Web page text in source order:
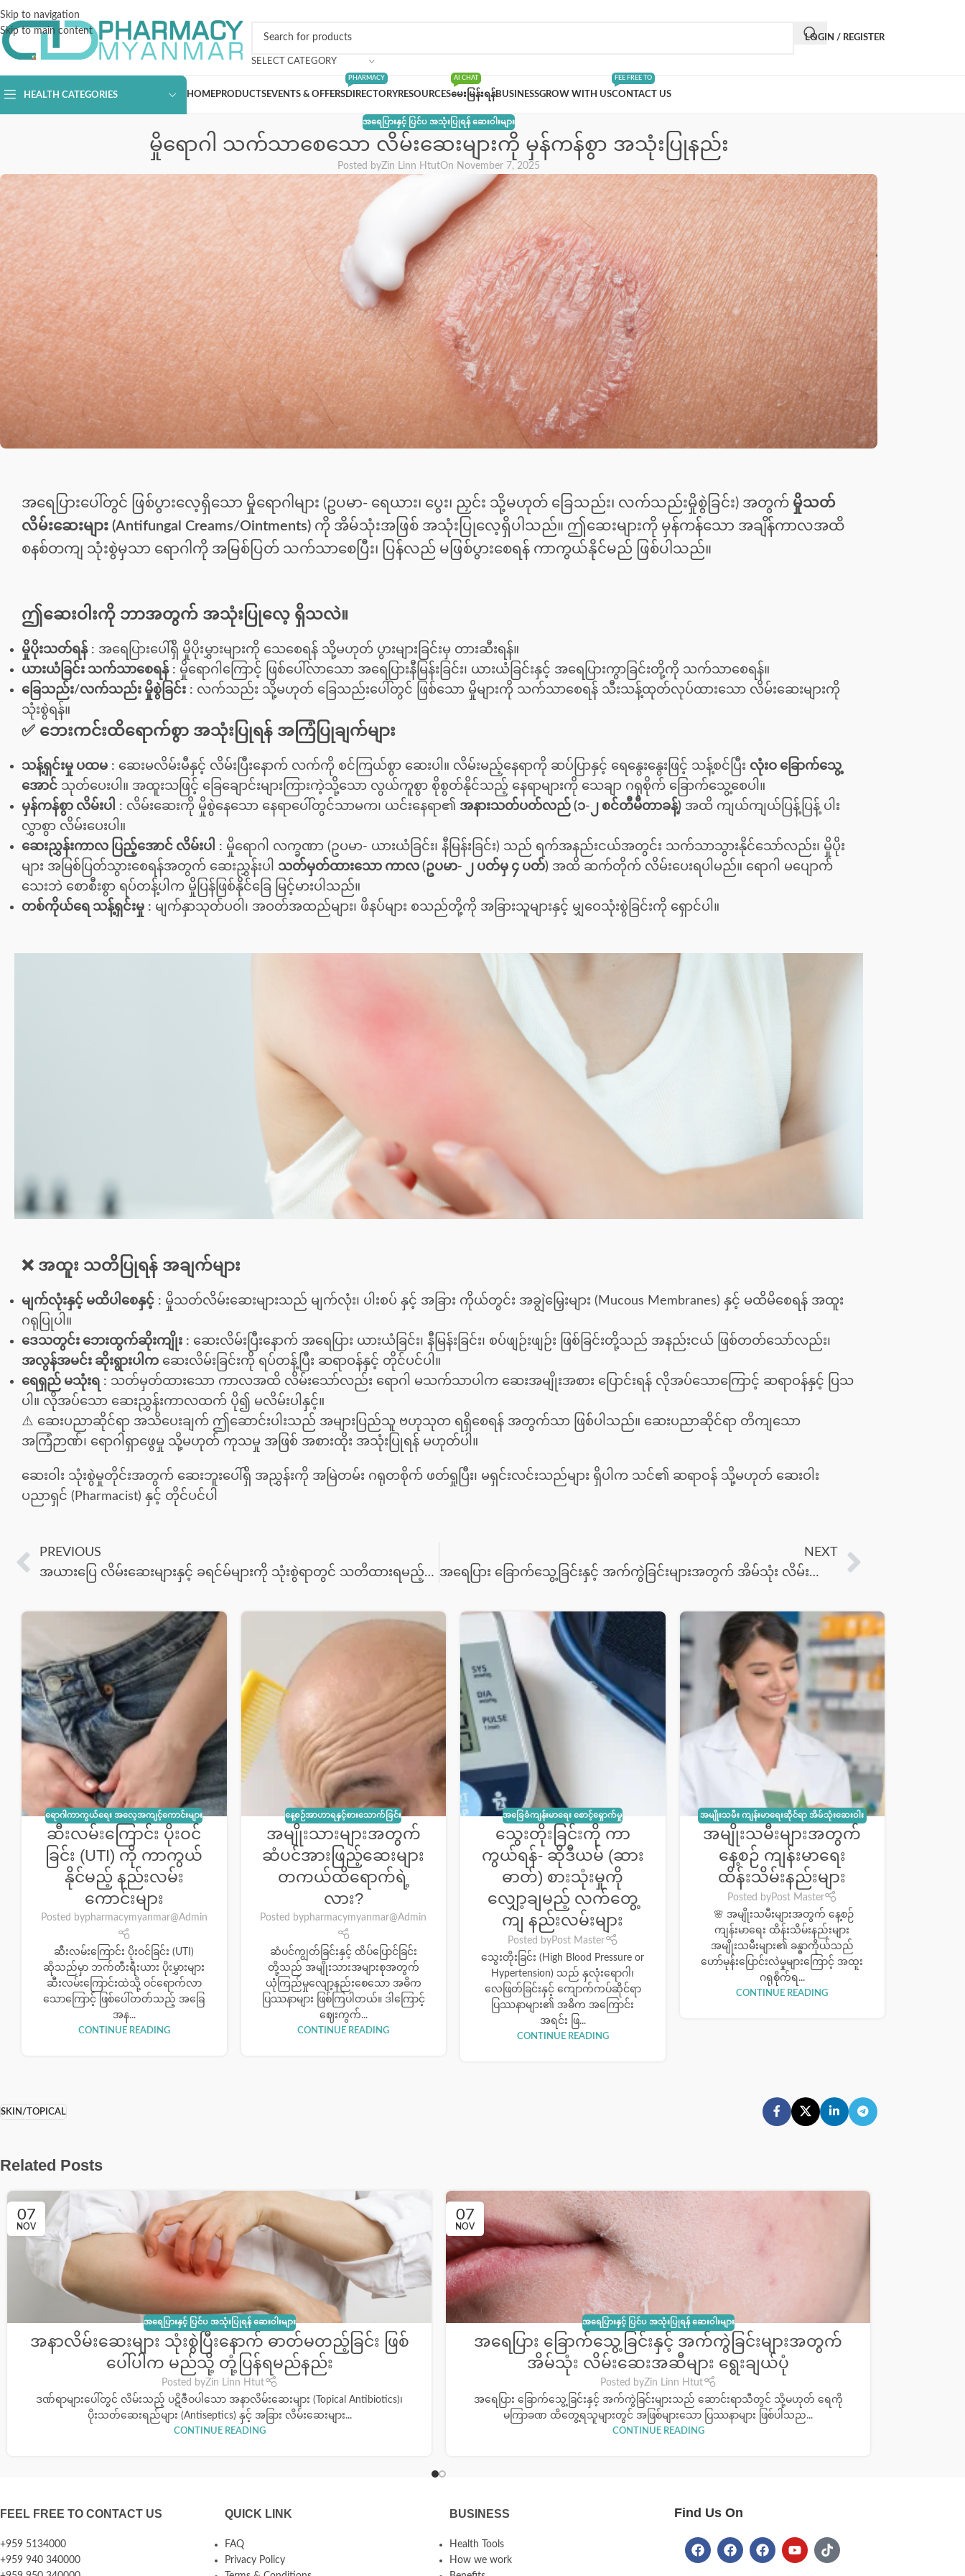
Skip to navigation
Skip to main content
SELECT CATEGORY
LOGIN / REGISTER
HEALTH CATEGORIES HOMEPRODUCTSEVENTS & OFFERSDIRECTORY
PHARMACY
RESOURCESမေးမြန်းရန်
AI CHAT
BUSINESSGROW WITH USCONTACT US
FEE FREE TO
အရေပြားနှင့် ပြင်ပ အသုံးပြုရန် ဆေးဝါးများ
မှိုရောဂါ သက်သာစေသော လိမ်းဆေးများကို မှန်ကန်စွာ အသုံးပြုနည်း
Posted byZin Linn HtutOn November 7, 2025
အရေပြားပေါ်တွင် ဖြစ်ပွားလေ့ရှိသော မှိုရောဂါများ (ဥပမာ- ရေယား၊ ပွေး၊ ညှင်း သို့မဟုတ် ခြေသည်း၊ လက်သည်းမှိုစွဲခြင်း) အတွက် မှိုသတ်
လိမ်းဆေးများ (Antifungal Creams/Ointments) ကို အိမ်သုံးအဖြစ် အသုံးပြုလေ့ရှိပါသည်။ ဤဆေးများကို မှန်ကန်သော အချိန်ကာလအထိ
စနစ်တကျ သုံးစွဲမှသာ ရောဂါကို အမြစ်ပြတ် သက်သာစေပြီး၊ ပြန်လည် မဖြစ်ပွားစေရန် ကာကွယ်နိုင်မည် ဖြစ်ပါသည်။
ဤဆေးဝါးကို ဘာအတွက် အသုံးပြုလေ့ ရှိသလဲ။
မှိုပိုးသတ်ရန် : အရေပြားပေါ်ရှိ မှိုပိုးမွှားများကို သေစေရန် သို့မဟုတ် ပွားများခြင်းမှ တားဆီးရန်။
ယားယံခြင်း သက်သာစေရန် : မှိုရောဂါကြောင့် ဖြစ်ပေါ်လာသော အရေပြားနီမြန်းခြင်း၊ ယားယံခြင်းနှင့် အရေပြားကွာခြင်းတို့ကို သက်သာစေရန်။
ခြေသည်း/လက်သည်း မှိုစွဲခြင်း : လက်သည်း သို့မဟုတ် ခြေသည်းပေါ်တွင် ဖြစ်သော မှိုများကို သက်သာစေရန် သီးသန့်ထုတ်လုပ်ထားသော လိမ်းဆေးများကို
သုံးစွဲရန်။
✅ ဘေးကင်းထိရောက်စွာ အသုံးပြုရန် အကြံပြုချက်များ
သန့်ရှင်းမှု ပထမ : ဆေးမလိမ်းမီနှင့် လိမ်းပြီးနောက် လက်ကို စင်ကြယ်စွာ ဆေးပါ။ လိမ်းမည့်နေရာကို ဆပ်ပြာနှင့် ရေနွေးနွေးဖြင့် သန့်စင်ပြီး လုံးဝ ခြောက်သွေ့
အောင် သုတ်ပေးပါ။ အထူးသဖြင့် ခြေချောင်းများကြားကဲ့သို့သော လွယ်ကူစွာ စိုစွတ်နိုင်သည့် နေရာများကို သေချာ ဂရုစိုက် ခြောက်သွေ့စေပါ။
မှန်ကန်စွာ လိမ်းပါ
: လိမ်းဆေးကို မှိုစွဲနေသော နေရာပေါ်တွင်သာမက၊ ယင်းနေရာ၏ အနားသတ်ပတ်လည် (၁-၂ စင်တီမီတာခန့်) အထိ ကျယ်ကျယ်ပြန့်ပြန့် ပါး
လွှာစွာ လိမ်းပေးပါ။
ဆေးညွှန်းကာလ ပြည့်အောင် လိမ်းပါ
: မှိုရောဂါ လက္ခဏာ (ဥပမာ- ယားယံခြင်း၊ နီမြန်းခြင်း) သည် ရက်အနည်းငယ်အတွင်း သက်သာသွားနိုင်သော်လည်း၊ မှိုပိုး
များ အမြစ်ပြတ်သွားစေရန်အတွက် ဆေးညွှန်းပါ သတ်မှတ်ထားသော ကာလ (ဥပမာ- ၂ ပတ်မှ ၄ ပတ်) အထိ ဆက်တိုက် လိမ်းပေးရပါမည်။ ရောဂါ မပျောက်
သေးဘဲ စောစီးစွာ ရပ်တန့်ပါက မှိုပြန်ဖြစ်နိုင်ခြေ မြင့်မားပါသည်။
တစ်ကိုယ်ရေ သန့်ရှင်းမှု : မျက်နှာသုတ်ပဝါ၊ အဝတ်အထည်များ၊ ဖိနပ်များ စသည်တို့ကို အခြားသူများနှင့် မျှဝေသုံးစွဲခြင်းကို ရှောင်ပါ။
❌ အထူး သတိပြုရန် အချက်များ
မျက်လုံးနှင့် မထိပါစေနှင့် : မှိုသတ်လိမ်းဆေးများသည် မျက်လုံး၊ ပါးစပ် နှင့် အခြား ကိုယ်တွင်း အချွဲမြှေးများ (Mucous Membranes) နှင့် မထိမိစေရန် အထူး
ဂရုပြုပါ။
ဒေသတွင်း ဘေးထွက်ဆိုးကျိုး : ဆေးလိမ်းပြီးနောက် အရေပြား ယားယံခြင်း၊ နီမြန်းခြင်း၊ စပ်ဖျဉ်းဖျဉ်း ဖြစ်ခြင်းတို့သည် အနည်းငယ် ဖြစ်တတ်သော်လည်း၊
အလွန်အမင်း ဆိုးရွားပါက ဆေးလိမ်းခြင်းကို ရပ်တန့်ပြီး ဆရာဝန်နှင့် တိုင်ပင်ပါ။
ရေရှည် မသုံးရ : သတ်မှတ်ထားသော ကာလအထိ လိမ်းသော်လည်း ရောဂါ မသက်သာပါက ဆေးအမျိုးအစား ပြောင်းရန် လိုအပ်သောကြောင့် ဆရာဝန်နှင့် ပြသ
ပါ။ လိုအပ်သော ဆေးညွှန်းကာလထက် ပို၍ မလိမ်းပါနှင့်။
⚠️ ဆေးပညာဆိုင်ရာ အသိပေးချက် ဤဆောင်းပါးသည် အများပြည်သူ ဗဟုသုတ ရရှိစေရန် အတွက်သာ ဖြစ်ပါသည်။ ဆေးပညာဆိုင်ရာ တိကျသော
အကြံဉာဏ်၊ ရောဂါရှာဖွေမှု သို့မဟုတ် ကုသမှု အဖြစ် အစားထိုး အသုံးပြုရန် မဟုတ်ပါ။
ဆေးဝါး သုံးစွဲမှုတိုင်းအတွက် ဆေးဘူးပေါ်ရှိ အညွှန်းကို အမြဲတမ်း ဂရုတစိုက် ဖတ်ရှုပြီး၊ မရှင်းလင်းသည်များ ရှိပါက သင်၏ ဆရာဝန် သို့မဟုတ် ဆေးဝါး
ပညာရှင် (Pharmacist) နှင့် တိုင်ပင်ပါ
PREVIOUS
အယားပြေ လိမ်းဆေးများနှင့် ခရင်မ်များကို သုံးစွဲရာတွင် သတိထားရမည့်အချက်များ
NEXT
အရေပြား ခြောက်သွေ့ခြင်းနှင့် အက်ကွဲခြင်းများအတွက် အိမ်သုံး လိမ်းဆေးအဆီများ ရွေးချယ်ပုံ
ရောဂါကာကွယ်ရေး အလေ့အကျင့်ကောင်းများ
ဆီးလမ်းကြောင်း ပိုးဝင်
ခြင်း (UTI) ကို ကာကွယ်
နိုင်မည့် နည်းလမ်း
ကောင်းများ
Posted bypharmacymyanmar@Admin
ဆီးလမ်းကြောင်း ပိုးဝင်ခြင်း (UTI)
ဆိုသည်မှာ ဘက်တီးရီးယား ပိုးမွှားများ
ဆီးလမ်းကြောင်းထဲသို့ ဝင်ရောက်လာ
သောကြောင့် ဖြစ်ပေါ်တတ်သည့် အခြေ
အန...
CONTINUE READING
နေ့စဉ်အာဟာရနှင့်စားသောက်ခြင်း
အမျိုးသားများအတွက်
ဆံပင်အားဖြည့်ဆေးများ
တကယ်ထိရောက်ရဲ့
လား?
Posted bypharmacymyanmar@Admin
ဆံပင်ကျွတ်ခြင်းနှင့် ထိပ်ပြောင်ခြင်း
တို့သည် အမျိုးသားအများစုအတွက်
ယုံကြည်မှုလျော့နည်းစေသော အဓိက
ပြဿနာများ ဖြစ်ကြပါတယ်။ ဒါကြောင့်
ဈေးကွက်...
CONTINUE READING
အခြေခံကျန်းမာရေး စောင့်ရှောက်မှု
သွေးတိုးခြင်းကို ကာ
ကွယ်ရန်- ဆိုဒီယမ် (ဆား
ဓာတ်) စားသုံးမှုကို
လျှော့ချမည့် လက်တွေ့
ကျ နည်းလမ်းများ
Posted byPost Master
သွေးတိုးခြင်း (High Blood Pressure or
Hypertension) သည် နှလုံးရောဂါ၊
လေဖြတ်ခြင်းနှင့် ကျောက်ကပ်ဆိုင်ရာ
ပြဿနာများ၏ အဓိက အကြောင်း
အရင်း ဖြ...
CONTINUE READING
အမျိုးသမီး ကျန်းမာရေးဆိုင်ရာ အိမ်သုံးဆေးဝါး
အချို့
အမျိုးသမီးများအတွက်
နေ့စဉ် ကျန်းမာရေး
ထိန်းသိမ်းနည်းများ
Posted byPost Master
🌸 အမျိုးသမီးများအတွက် နေ့စဉ်
ကျန်းမာရေး ထိန်းသိမ်းနည်းများ
အမျိုးသမီးများ၏ ခန္ဓာကိုယ်သည်
ဟော်မုန်းပြောင်းလဲမှုများကြောင့် အထူး
ဂရုစိုက်ရ...
CONTINUE READING
SKIN/TOPICAL
Related Posts
07
NOV
အရေပြားနှင့် ပြင်ပ အသုံးပြုရန် ဆေးဝါးများ
အနာလိမ်းဆေးများ သုံးစွဲပြီးနောက် ဓာတ်မတည့်ခြင်း ဖြစ်
ပေါ်ပါက မည်သို့ တုံ့ပြန်ရမည်နည်း
Posted byZin Linn Htut
ဒဏ်ရာများပေါ်တွင် လိမ်းသည့် ပဋိဇီဝပါသော အနာလိမ်းဆေးများ (Topical Antibiotics)၊
ပိုးသတ်ဆေးရည်များ (Antiseptics) နှင့် အခြား လိမ်းဆေးများ...
CONTINUE READING
07
NOV
အရေပြားနှင့် ပြင်ပ အသုံးပြုရန် ဆေးဝါးများ
အရေပြား ခြောက်သွေ့ခြင်းနှင့် အက်ကွဲခြင်းများအတွက်
အိမ်သုံး လိမ်းဆေးအဆီများ ရွေးချယ်ပုံ
Posted byZin Linn Htut
အရေပြား ခြောက်သွေ့ခြင်းနှင့် အက်ကွဲခြင်းများသည် ဆောင်းရာသီတွင် သို့မဟုတ် ရေကို
မကြာခဏ ထိတွေ့ရသူများတွင် အဖြစ်များသော ပြဿနာများ ဖြစ်ပါသည...
CONTINUE READING
FEEL FREE TO CONTACT US
+959 5134000
+959 940 340000
QUICK LINK
FAQ
Privacy Policy
BUSINESS
Health Tools
How we work
Find Us On